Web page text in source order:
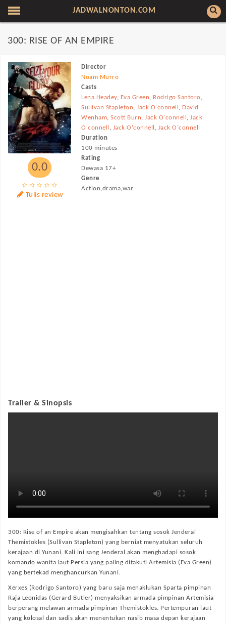
JADWALNONTON.COM
300: RISE OF AN EMPIRE
0.0
Tulis review
Director
Noam Murro
Casts
Lena Headey, Eva Green, Rodrigo Santoro,
Sullivan Stapleton,Jack O'connell , David
Wenham,Scott Burn,Jack O'connell ,Jack
O'connell , Jack O'connell , Jack O'connell
Duration
100 minutes
Rating
Dewasa 17+
Genre
Action,drama,war
Trailer & Sinopsis
300: Rise of an Empire akan mengisahkan tentang sosok Jenderal
Themistokles (Sullivan Stapleton) yang berniat menyatukan seluruh
kerajaan di Yunani. Kali ini sang Jenderal akan menghadapi sosok
komando wanita laut Persia yang paling ditakuti Artemisia (Eva Green)
yang bertekad menghancurkan Yunani.
Xerxes (Rodrigo Santoro) yang baru saja menaklukan Sparta pimpinan
Raja Leonidas (Gerard Butler) menyaksikan armada pimpinan Artemisia
berperang melawan armada pimpinan Themistokles. Pertempuran laut
yang kolosal dan sadis akan menentukan nasib masa depan kerajaan